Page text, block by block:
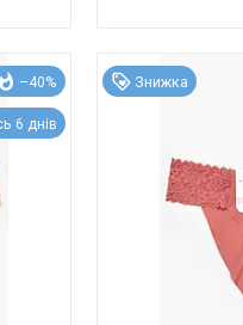
–40%
6 днів
Знижка